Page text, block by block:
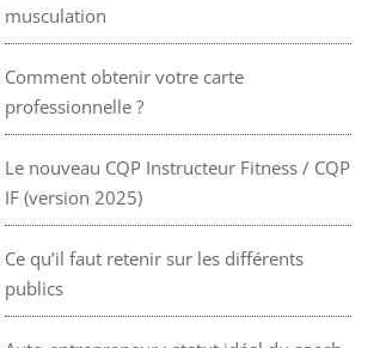
musculation
Comment obtenir votre carte
professionnelle ?
Le nouveau CQP Instructeur Fitness / CQP
IF (version 2025)
Ce qu’il faut retenir sur les différents
publics